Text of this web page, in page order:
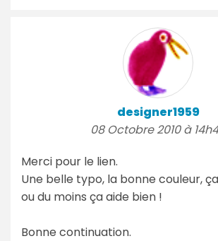
designer1959
08 Octobre 2010 à
Merci pour le lien.
Une belle typo, la bonne couleur,
ou du moins ça aide bien !
Bonne continuation.